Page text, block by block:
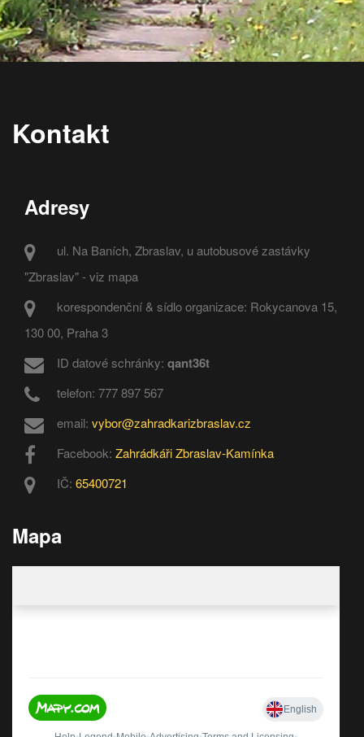
Kontakt
Adresy
ul. Na Baních, Zbraslav, u autobusové zastávky
"Zbraslav" - viz mapa
korespondenční & sídlo organizace: Rokycanova 15,
130 00, Praha 3
ID datové schránky: qant36t
telefon: 777 897 567
email: vybor@zahradkarizbraslav.cz
Facebook: Zahrádkáři Zbraslav-Kamínka
IČ: 65400721
Mapa